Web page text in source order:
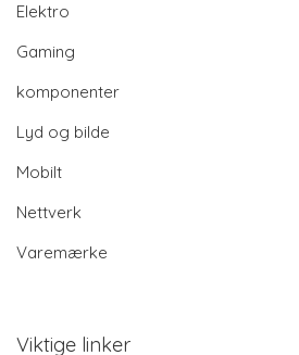
Elektro
Gaming
komponenter
Lyd og bilde
Mobilt
Nettverk
Varemærke
Viktige linker